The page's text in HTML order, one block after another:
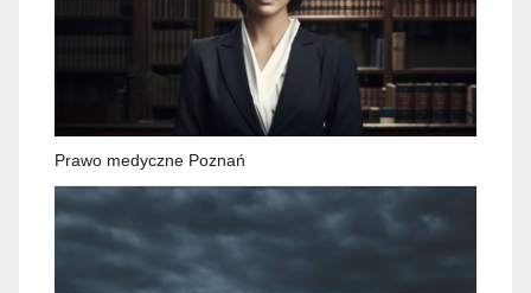
Prawo medyczne Poznań